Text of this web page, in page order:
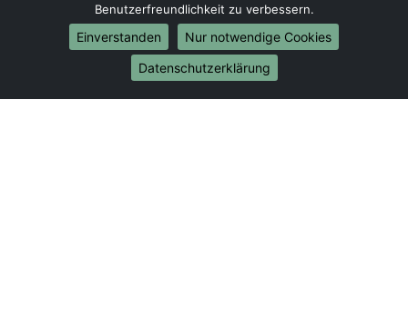
Internationale-Umzüge
Umzug von Esslingen am Neckar nach Brasilien
Umzug von Esslingen am Neckar nach Brunei
Umzug von Esslingen am Neckar nach Burkina Faso
Benutzerfreundlichkeit zu verbessern.
Einverstanden
Nur notwendige Cookies
Datenschutzerklärung